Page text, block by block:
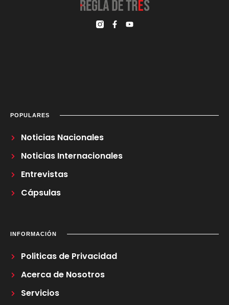
POPULARES
Noticias Nacionales
Noticias Internacionales
Entrevistas
Cápsulas
INFORMACIÓN
Politicas de Privacidad
Acerca de Nosotros
Servicios